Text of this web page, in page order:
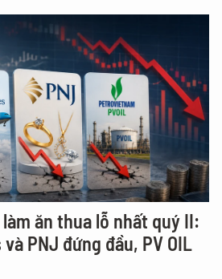
ăn thua lỗ nhất quý II:
PNJ đứng đầu, PV OIL